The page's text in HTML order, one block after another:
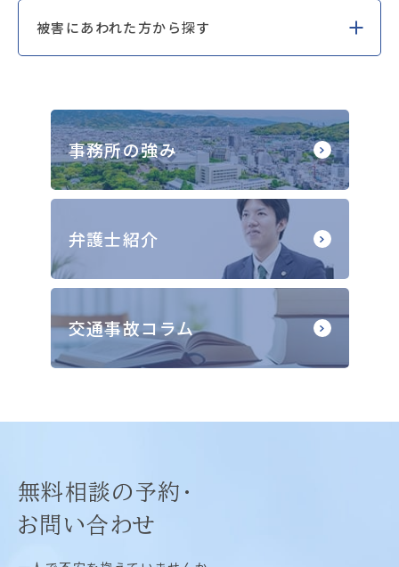
被害にあわれた方から探す
事務所の強み
弁護士紹介
交通事故コラム
無料相談の予約・
お問い合わせ